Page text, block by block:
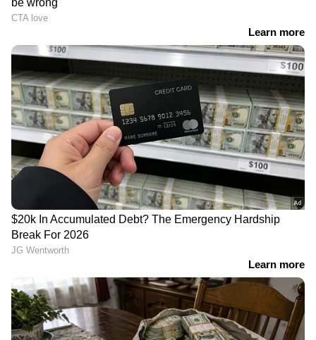
RECOMMENDED STORIES